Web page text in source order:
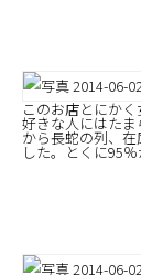
このお店とにか
好きな人にはた
から長蛇の列、
した。とくに95